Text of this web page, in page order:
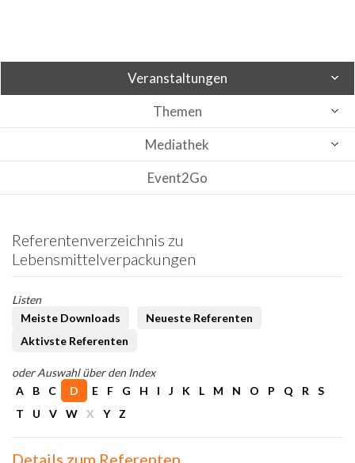
Veranstaltungen
Themen
Mediathek
Event2Go
Referentenverzeichnis zu
Lebensmittelverpackungen
Listen
Meiste Downloads
Neueste Referenten
Aktivste Referenten
oder Auswahl über den Index
A
B C D E F G H I J K L M N O P Q R
S
T
U V W X Y Z
Details zum Referenten